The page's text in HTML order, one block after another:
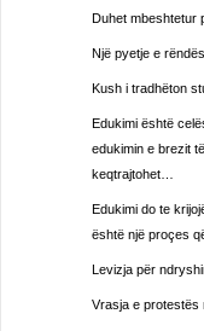
Duhet mbeshtetur
Një pyetje e
Kush i tradhëton
Edukimi është
edukimin e brezit
keqtrajtohet…
Edukimi do te
është një proçes
Levizja për
Vrasja e protestës